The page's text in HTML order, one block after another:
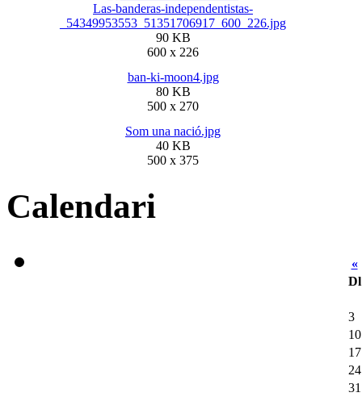
Las-banderas-independentistas-
_54349953553_51351706917_600_226.jpg
90 KB
600 x 226
ban-ki-moon4.jpg
80 KB
500 x 270
Som una nació.jpg
40 KB
500 x 375
Calendari
«
Dl
3
10
17
24
31